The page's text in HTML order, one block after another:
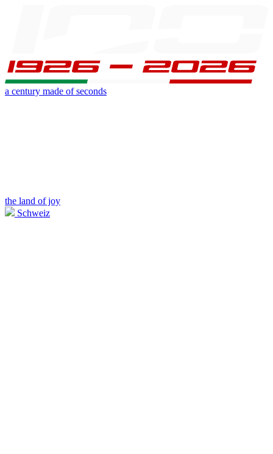
a century made of seconds
the land of joy
Schweiz